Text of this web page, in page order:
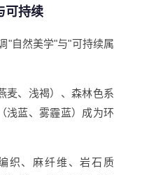
可持续
"自然美学"与"可持续属
麦、浅褐）、森林色系
浅蓝、雾霾蓝）成为环
织、麻纤维、岩石质